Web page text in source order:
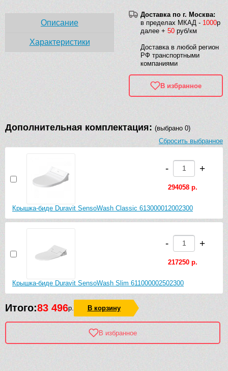
Доставка по г. Москва:
в пределах МКАД - 1000р
далее + 50 руб/км
Доставка в любой регион
РФ транспортными
компаниями
В избранное
Описание
Характеристики
Дополнительная комплектация: (выбрано 0)
Сбросить выбранное
Крышка-биде Duravit SensoWash Classic 613000012002300
- +
294058 р.
Крышка-биде Duravit SensoWash Slim 611000002502300
- +
217250 р.
Итого:83 496р. В корзину
В избранное